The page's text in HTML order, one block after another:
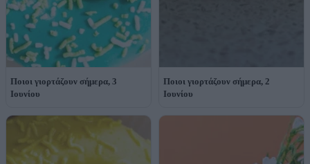
Ποιοι γιορτάζουν σήμερα, 3
Ιουνίου
Ποιοι γιορτάζουν σήμερα, 2
Ιουνίου